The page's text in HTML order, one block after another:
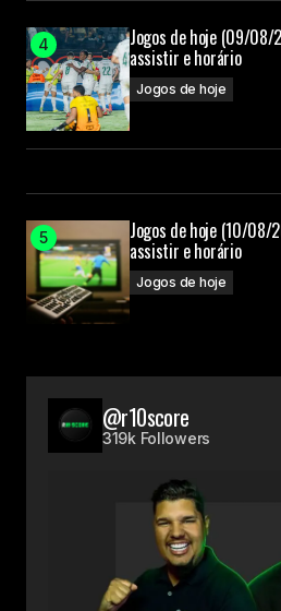
Jogos de hoje (09/08/
assistir e horário
Jogos de hoje
Jogos de hoje (10/08/
assistir e horário
Jogos de hoje
@r10score
319k Followers